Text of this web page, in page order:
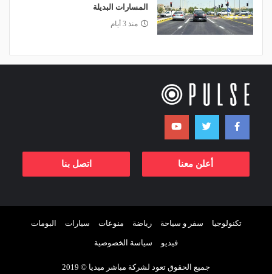
المسارات البديلة
منذ 3 أيام
أعلن معنا اتصل بنا
تكنولوجيا سفر و سياحة رياضة منوعات سيارات البومات
فيديو سياسة الخصوصية
جميع الحقوق تعود لشركة مباشر ميديا © 2019